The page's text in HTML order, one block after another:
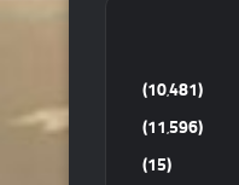
(10٬481)
(11٬596)
(15)